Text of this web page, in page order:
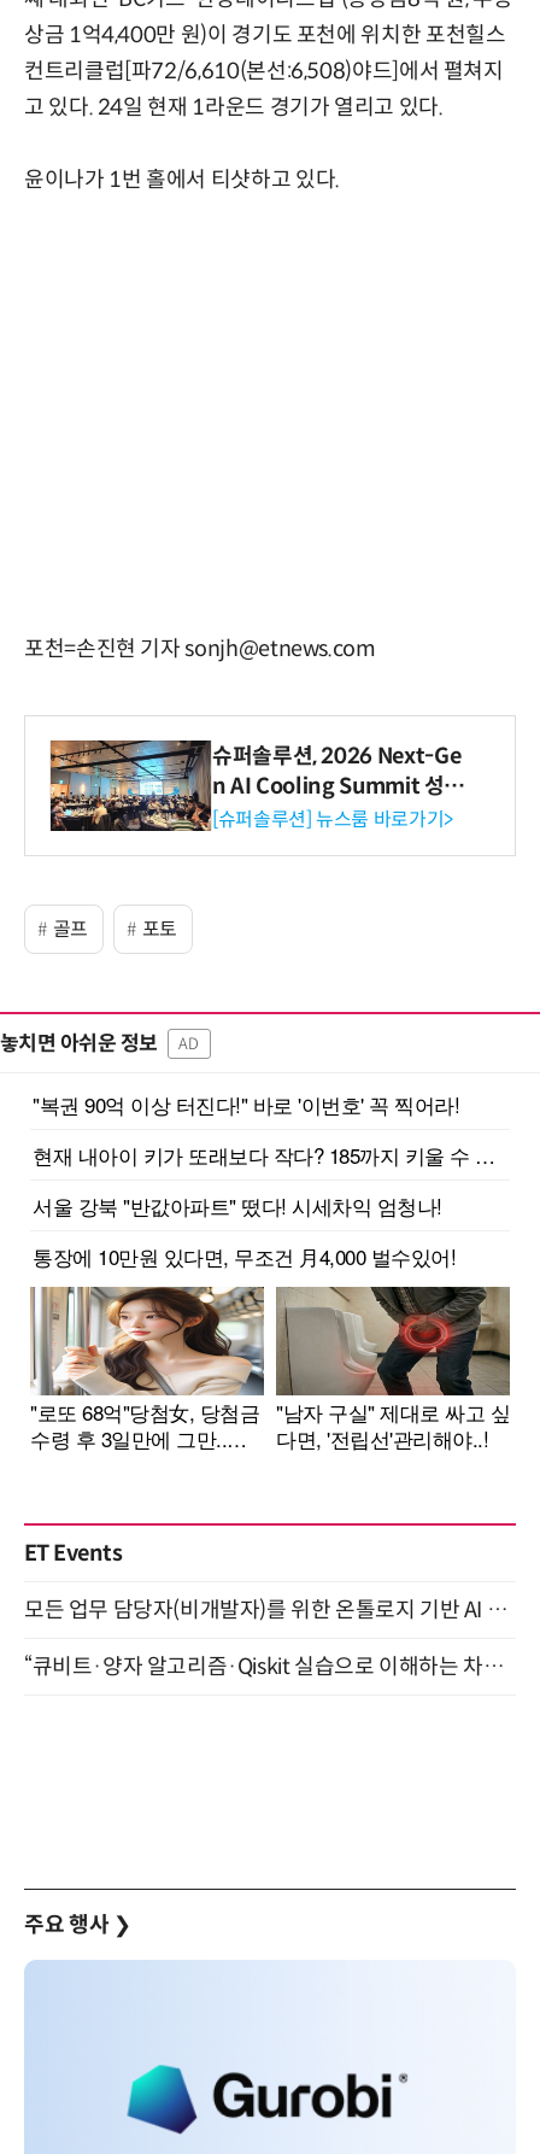
상금 1억4,400만 원)이 경기도 포천에 위치한 포천힐스
컨트리클럽[파72/6,610(본선:6,508)야드]에서 펼쳐지
고 있다. 24일 현재 1라운드 경기가 열리고 있다.
윤이나가 1번 홀에서 티샷하고 있다.
포천=손진현 기자 sonjh@etnews.com
슈퍼솔루션, 2026 Next-Ge
n AI Cooling Summit 성황
리 성료
[슈퍼솔루션] 뉴스룸 바로가기>
골프 포토
놓치면 아쉬운 정보 AD
ET Events
모든 업무 담당자(비개발자)를 위한 온톨로지 기반 AI 지식체계 설계 1-day 워크숍 8월 20일 개최
“큐비트·양자 알고리즘·Qiskit 실습으로 이해하는 차세대 컴퓨팅” (8/28)
주요 행사 ❯